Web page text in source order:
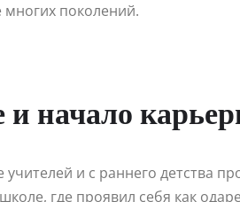
многих поколений.
и начало
и с раннего детства
где проявил себя как